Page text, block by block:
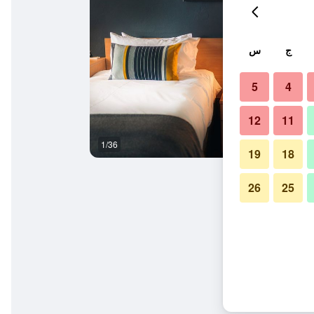
1/36
ريزورت
ج س
4
5
11
12
18
19
25
26